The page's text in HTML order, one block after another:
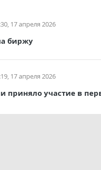
17 апреля 2026
биржу
17 апреля 2026
приняло участие в